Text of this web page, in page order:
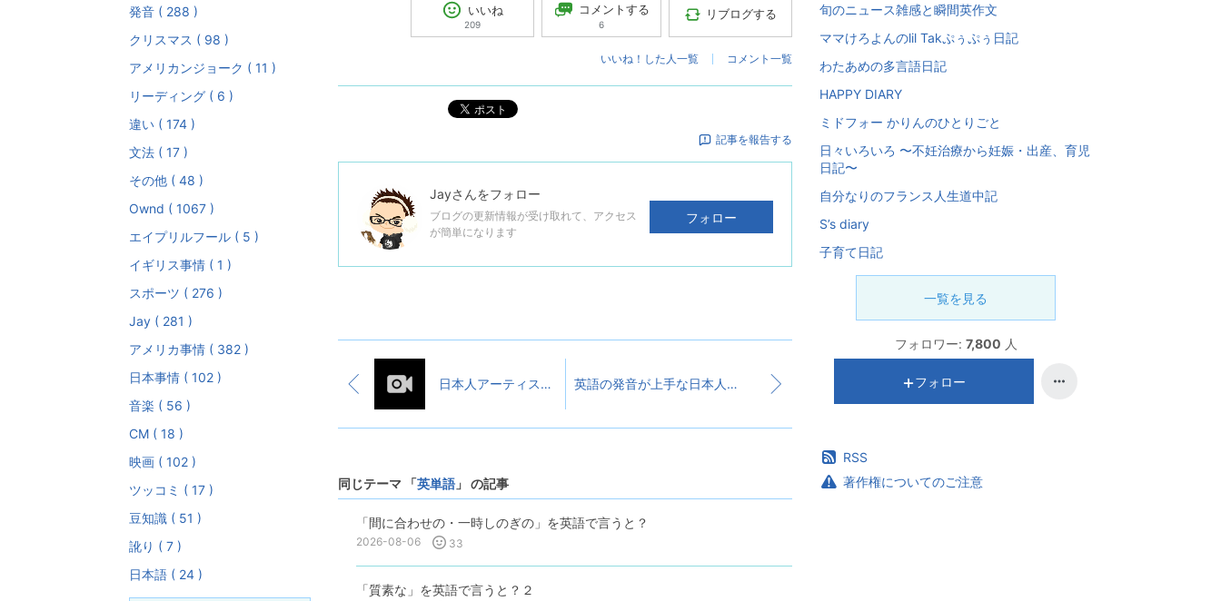
いいね
209
コメントする
6
リブログする
いいね！した人一覧 コメント一覧
ポスト
記事を報告する
Jayさんをフォロー
ブログの更新情報が受け取れて、アクセス
が簡単になります
フォロー
日本人アーティストに共通するおしい英語の発音 英語の発音が上手な日本人アーティスト ～その３～
同じテーマ 「英単語 」 の記事
「間に合わせの・一時しのぎの」を英語で言うと？
2026-08-06 33
「質素な」を英語で言うと？２
旬のニュース雑感と瞬間英作文
ママけろよんのlil Takぷぅぷぅ日記
わたあめの多言語日記
HAPPY DIARY
ミドフォー かりんのひとりごと
日々いろいろ 〜不妊治療から妊娠・出産、育児
日記〜
自分なりのフランス人生道中記
S’s diary
子育て日記
一覧を見る
フォロワー: 7,800 人
フォロー
RSS
著作権についてのご注意
発音 ( 288 )
クリスマス ( 98 )
アメリカンジョーク ( 11 )
リーディング ( 6 )
違い ( 174 )
文法 ( 17 )
その他 ( 48 )
Ownd ( 1067 )
エイプリルフール ( 5 )
イギリス事情 ( 1 )
スポーツ ( 276 )
Jay ( 281 )
アメリカ事情 ( 382 )
日本事情 ( 102 )
音楽 ( 56 )
CM ( 18 )
映画 ( 102 )
ツッコミ ( 17 )
豆知識 ( 51 )
訛り ( 7 )
日本語 ( 24 )